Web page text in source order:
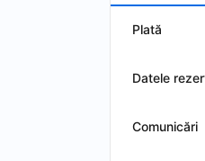
Plată
Datele
Comunicări